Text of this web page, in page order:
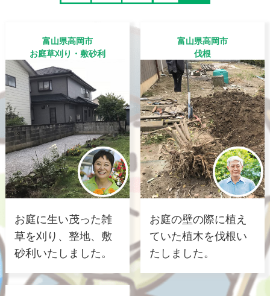
富山県高岡市
お庭草刈り・敷砂利
お庭に生い茂った雑
草を刈り、整地、敷
砂利いたしました。
富山県高岡市
伐根
お庭の壁の際に植え
ていた植木を伐根い
たしました。